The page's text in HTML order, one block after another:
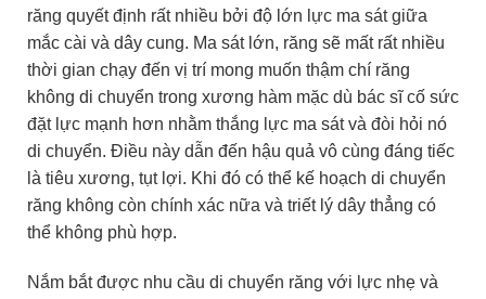
răng quyết định rất nhiều bởi độ lớn lực ma sát giữa
mắc cài và dây cung. Ma sát lớn, răng sẽ mất rất nhiều
thời gian chạy đến vị trí mong muốn thậm chí răng
không di chuyển trong xương hàm mặc dù bác sĩ cố sức
đặt lực mạnh hơn nhằm thắng lực ma sát và đòi hỏi nó
di chuyển. Điều này dẫn đến hậu quả vô cùng đáng tiếc
là tiêu xương, tụt lợi. Khi đó có thể kế hoạch di chuyển
răng không còn chính xác nữa và triết lý dây thẳng có
thể không phù hợp.
Nắm bắt được nhu cầu di chuyển răng với lực nhẹ và